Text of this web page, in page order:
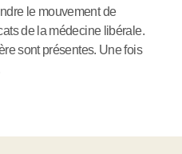
le mouvement de
de la médecine libérale.
sont présentes. Une fois